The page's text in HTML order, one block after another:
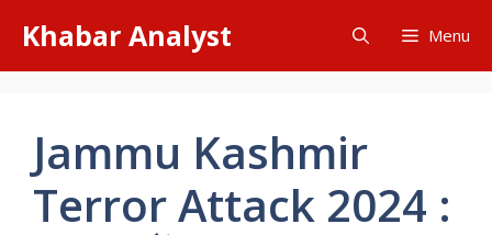
content
Khabar Analyst Menu
Jammu Kashmir
Terror Attack 2024 :